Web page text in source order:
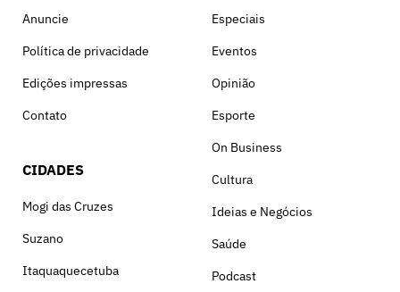
Anuncie
Política de privacidade
Edições impressas
Contato
CIDADES
Mogi das Cruzes
Suzano
Itaquaquecetuba
Especiais
Eventos
Opinião
Esporte
On Business
Cultura
Ideias e Negócios
Saúde
Podcast